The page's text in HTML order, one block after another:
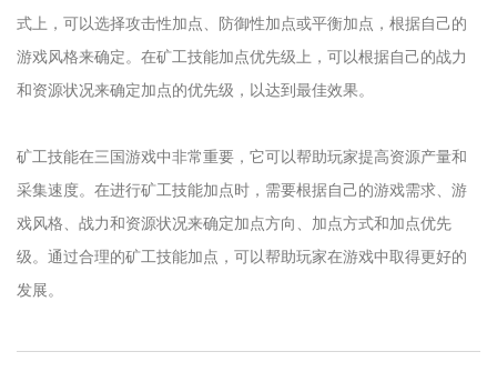
式上，可以选择攻击性加点、防御性加点或平衡加点，根据自己的
游戏风格来确定。在矿工技能加点优先级上，可以根据自己的战力
和资源状况来确定加点的优先级，以达到最佳效果。
矿工技能在三国游戏中非常重要，它可以帮助玩家提高资源产量和
采集速度。在进行矿工技能加点时，需要根据自己的游戏需求、游
戏风格、战力和资源状况来确定加点方向、加点方式和加点优先
级。通过合理的矿工技能加点，可以帮助玩家在游戏中取得更好的
发展。